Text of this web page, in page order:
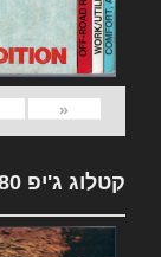
«
קטלוג ג'יפ 1980